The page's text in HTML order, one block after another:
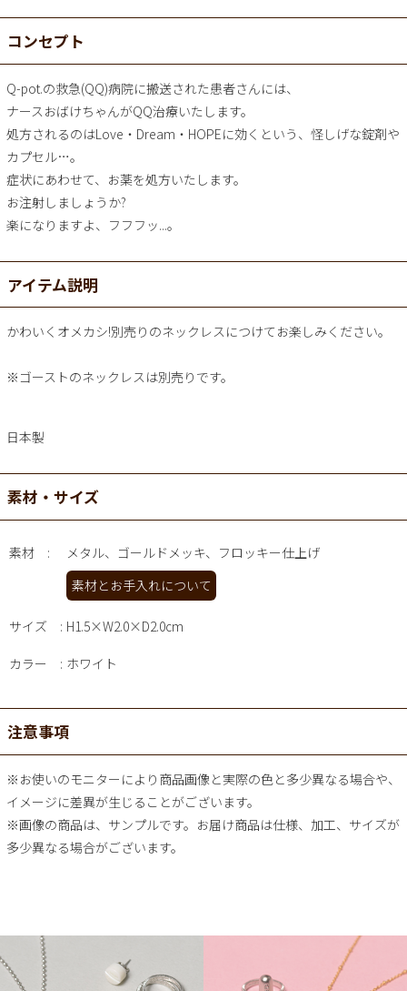
コンセプト
Q-pot.の救急(QQ)病院に搬送された患者さんには、
ナースおばけちゃんがQQ治療いたします。
処方されるのはLove・Dream・HOPEに効くという、怪しげな錠剤や
カプセル…。
症状にあわせて、お薬を処方いたします。
お注射しましょうか?
楽になりますよ、フフフッ...。
アイテム説明
かわいくオメカシ!別売りのネックレスにつけてお楽しみください。
※ゴーストのネックレスは別売りです。
日本製
素材・サイズ
素材
メタル、ゴールドメッキ、フロッキー仕上げ
素材とお手入れについて
サイズ H1.5×W2.0×D2.0cm
カラー ホワイト
注意事項
※お使いのモニターにより商品画像と実際の色と多少異なる場合や、
イメージに差異が生じることがございます。
※画像の商品は、サンプルです。お届け商品は仕様、加工、サイズが
多少異なる場合がございます。